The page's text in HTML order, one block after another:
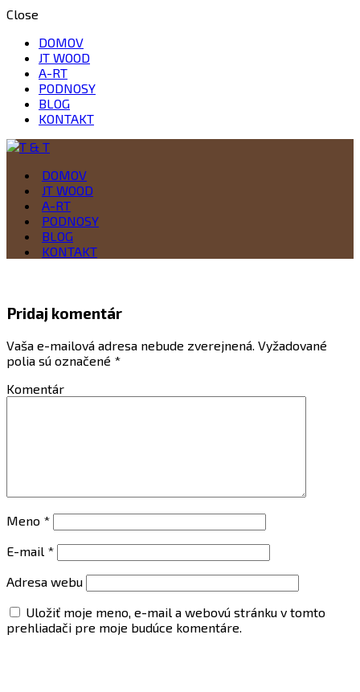
Close
DOMOV
JT WOOD
A-RT
PODNOSY
BLOG
KONTAKT
T & T
Drevo je naša vášeň
DOMOV
JT WOOD
A-RT
PODNOSY
BLOG
KONTAKT
Pridaj komentár
Vaša e-mailová adresa nebude zverejnená. Vyžadované
polia sú označené *
Komentár
Meno *
E-mail *
Adresa webu
Uložiť moje meno, e-mail a webovú stránku v tomto
prehliadači pre moje budúce komentáre.